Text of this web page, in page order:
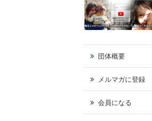
団体概要
メルマガに登録
会員になる